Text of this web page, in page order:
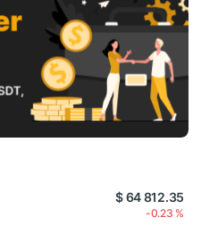
$ 64 812.35
-0.23 %